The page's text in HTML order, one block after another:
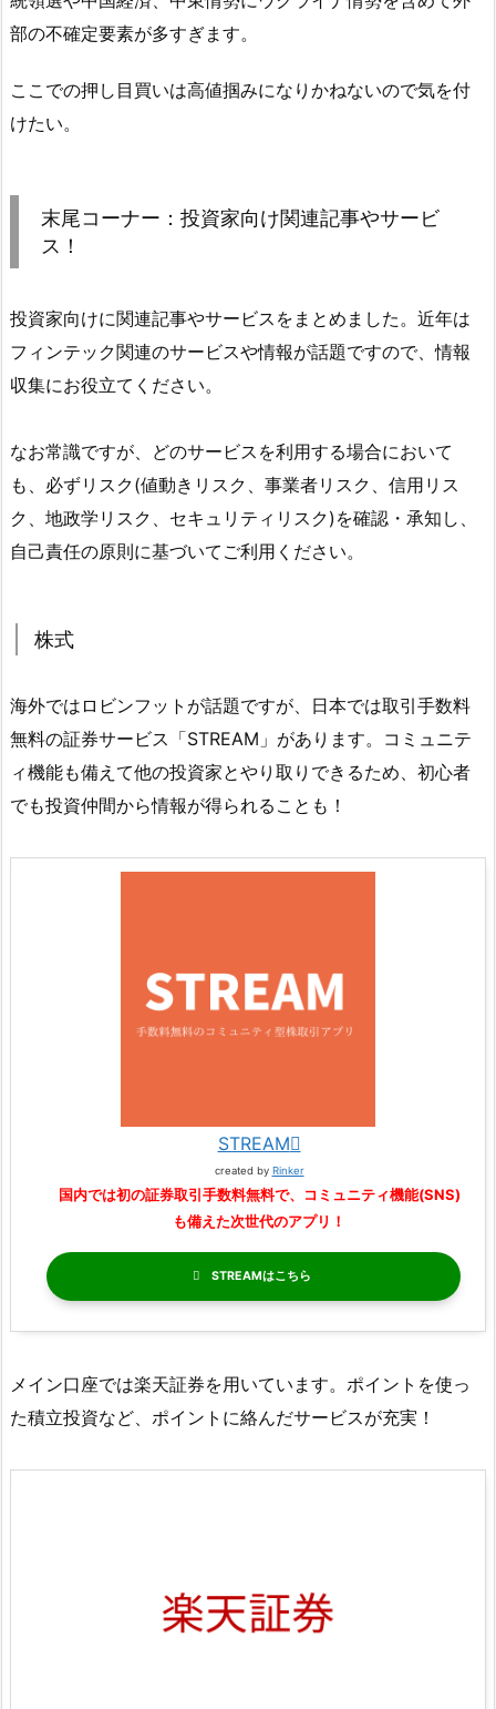
部の不確定要素が多すぎます。
ここでの押し目買いは高値掴みになりかねないので気を付
けたい。
末尾コーナー：投資家向け関連記事やサービ
ス！
投資家向けに関連記事やサービスをまとめました。近年は
フィンテック関連のサービスや情報が話題ですので、情報
収集にお役立てください。
なお常識ですが、どのサービスを利用する場合において
も、必ずリスク(値動きリスク、事業者リスク、信用リス
ク、地政学リスク、セキュリティリスク)を確認・承知し、
自己責任の原則に基づいてご利用ください。
株式
海外ではロビンフットが話題ですが、日本では取引手数料
無料の証券サービス「STREAM」があります。コミュニテ
ィ機能も備えて他の投資家とやり取りできるため、初心者
でも投資仲間から情報が得られることも！
STREAM
created by Rinker
国内では初の証券取引手数料無料で、コミュニティ機能(SNS)
も備えた次世代のアプリ！
STREAM
メイン口座では楽天証券を用いています。ポイントを使っ
た積立投資など、ポイントに絡んだサービスが充実！